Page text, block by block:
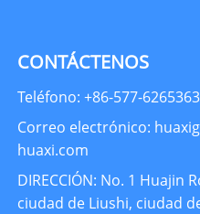
CONTÁCTENOS
Teléfono: +86-577-
Correo electrónico:
huaxi.com
DIRECCIÓN: No. 1 Huajin
ciudad de Liushi, ciudad